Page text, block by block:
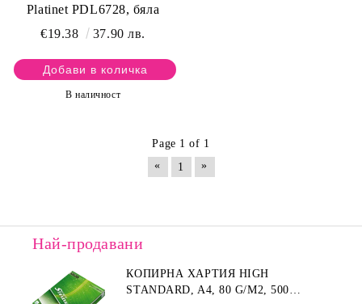
Platinet PDL6728, бяла
€19.38
37.90 лв.
В наличност
Page 1 of 1
«
1 »
Най-продавани
КОПИРНА ХАРТИЯ HIGH
STANDARD, A4, 80 G/M2, 500